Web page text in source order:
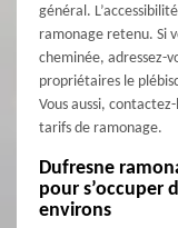
général.
ramonage retenu. Si
cheminée, adressez-
propriétaires le
Vous aussi,
tarifs de ramonage.
Dufresne
pour s’occuper
environs